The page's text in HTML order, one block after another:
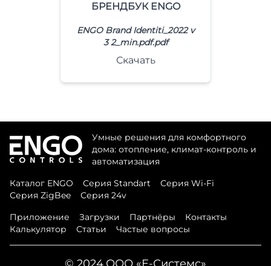
БРЕНДБУК ENGO
ENGO Brand Identiti_2022 v
3 2_min.pdf.pdf
Скачать
Умные решения для комфортного
дома: отопление, климат-контроль и
автоматизация
Каталог ENGO
Серия Standart
Серия Wi-Fi
Серия ZigBee
Серия 24v
Приложение
Загрузки Партнёры
Контакты
Калькулятор
Статьи Частые вопросы